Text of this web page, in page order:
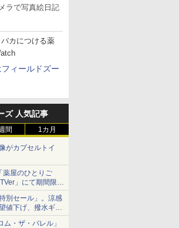
ラで写真絵日記
カにつける薬
ィールドズー
ズ 人気記事
間 1カ月
がカプセルトイ
屋のひとりご
」にて期間限定
別セール」。涼感
値下げ、撥水ギア
・ザ・バレル」